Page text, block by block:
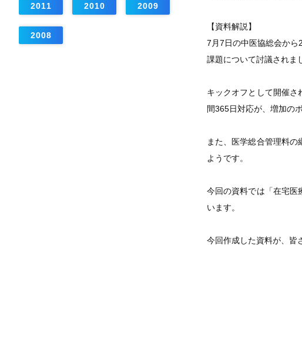
【資料解説】
7月7日の中医協総会から
課題について討議されま
キックオフとして開催さ
間365日対応が、増加の
また、医学総合管理料
ようです。
今回の資料では「在宅医
います。
今回作成した資料が、皆
2011 2010 2009
2008